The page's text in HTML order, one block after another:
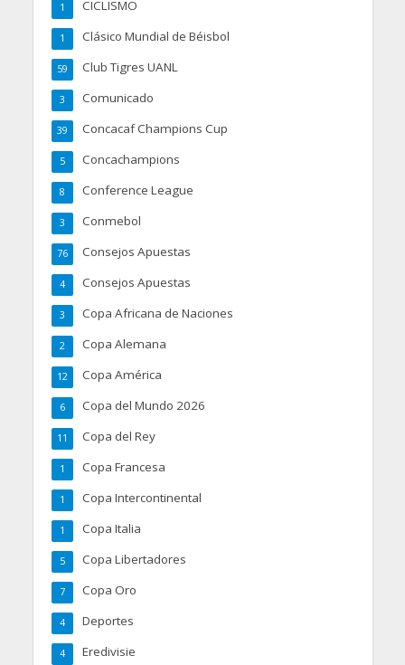
CICLISMO
1
Clásico Mundial de Béisbol
1
Club Tigres UANL
59
Comunicado
3
Concacaf Champions Cup
39
Concachampions
5
Conference League
8
Conmebol
3
Consejos Apuestas
76
Consejos Apuestas
4
Copa Africana de Naciones
3
Copa Alemana
2
Copa América
12
Copa del Mundo 2026
6
Copa del Rey
11
Copa Francesa
1
Copa Intercontinental
1
Copa Italia
1
Copa Libertadores
5
Copa Oro
7
Deportes
4
Eredivisie
4